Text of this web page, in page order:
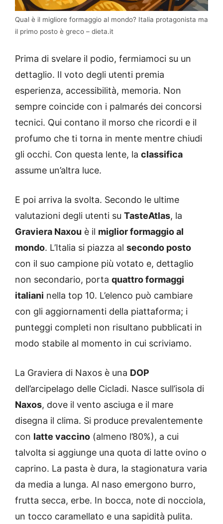
Qual è il migliore formaggio al mondo? Italia protagonista ma
il primo posto è greco – dieta.it
Prima di svelare il podio, fermiamoci su un
dettaglio. Il voto degli utenti premia
esperienza, accessibilità, memoria. Non
sempre coincide con i palmarés dei concorsi
tecnici. Qui contano il morso che ricordi e il
profumo che ti torna in mente mentre chiudi
gli occhi. Con questa lente, la classifica
assume un’altra luce.
E poi arriva la svolta. Secondo le ultime
valutazioni degli utenti su TasteAtlas, la
Graviera Naxou è il miglior formaggio al
mondo. L’Italia si piazza al secondo posto
con il suo campione più votato e, dettaglio
non secondario, porta quattro formaggi
italiani nella top 10. L’elenco può cambiare
con gli aggiornamenti della piattaforma; i
punteggi completi non risultano pubblicati in
modo stabile al momento in cui scriviamo.
La Graviera di Naxos è una DOP
dell’arcipelago delle Cicladi. Nasce sull’isola di
Naxos, dove il vento asciuga e il mare
disegna il clima. Si produce prevalentemente
con latte vaccino (almeno l’80%), a cui
talvolta si aggiunge una quota di latte ovino o
caprino. La pasta è dura, la stagionatura varia
da media a lunga. Al naso emergono burro,
frutta secca, erbe. In bocca, note di nocciola,
un tocco caramellato e una sapidità pulita.